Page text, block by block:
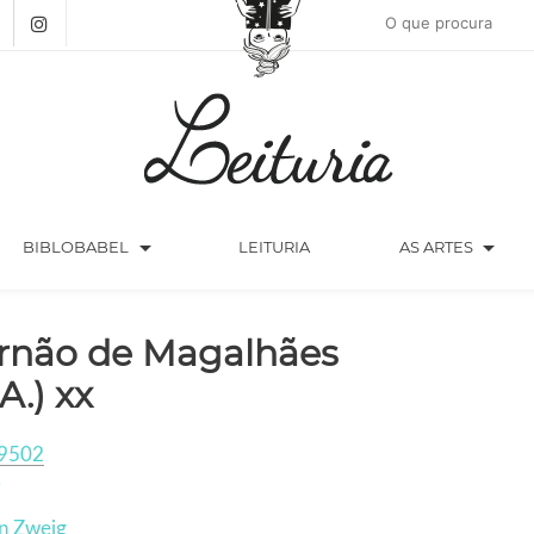
BIBLOBABEL arrow_drop_down LEITURIA AS ARTES arrow_drop_down
de Magalhães
xx
Zweig